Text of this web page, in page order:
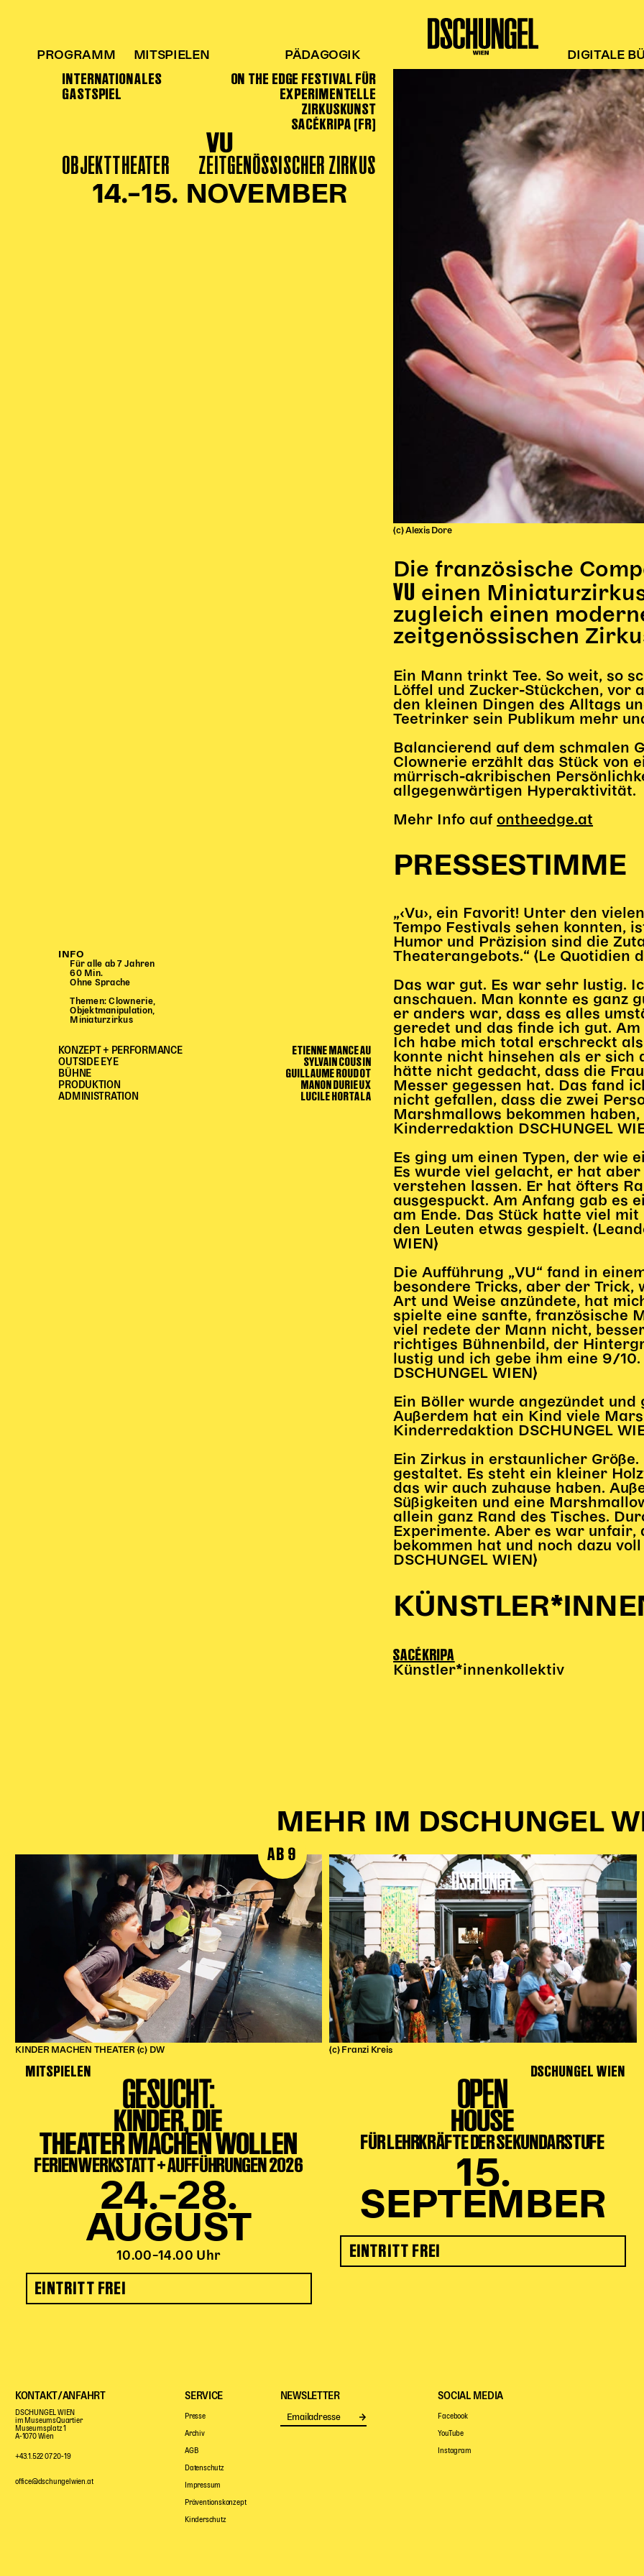
PROGRAMM MITSPIELEN PÄDAGOGIK DIGITALE
(c) Alexis Dore
INTERNATIONALES
GASTSPIEL
ON THE EDGE FESTIVAL FÜR
EXPERIMENTELLE
ZIRKUSKUNST
SACÉKRIPA (FR)
VU
OBJEKTTHEATER ZEITGENÖSSISCHER ZIRKUS
14.–15. NOVEMBER
INFO
Für alle ab 7 Jahren
60 Min.
Ohne Sprache
Themen: Clownerie,
Objektmanipulation,
Miniaturzirkus
KONZEPT + PERFORMANCE ETIENNE MANCEAU
OUTSIDE EYE SYLVAIN COUSIN
BÜHNE GUILLAUME ROUDOT
PRODUKTION MANON DURIEUX
ADMINISTRATION LUCILE HORTALA
Die französische
VU einen
zugleich einen
zeitgenössischen
Ein Mann trinkt Tee. So weit, so
Löffel und Zucker-Stückchen, vor
den kleinen Dingen des Alltags
Teetrinker sein Publikum mehr
Balancierend auf dem schmalen
Clownerie erzählt das Stück von
mürrisch-akribischen
allgegenwärtigen Hyperaktivität.
Mehr Info aufontheedge.at
PRESSESTIMME
„‹Vu›, ein Favorit! Unter den
Tempo Festivals sehen konnten,
Humor und Präzision sind die
Theaterangebots.“ (Le Quotidien
Das war gut. Es war sehr lustig.
anschauen. Man konnte es ganz
er anders war, dass es alles
geredet und das finde ich gut.
Ich habe mich total erschreckt
konnte nicht hinsehen als er
hätte nicht gedacht, dass die
Messer gegessen hat. Das fand
nicht gefallen, dass die zwei
Marshmallows bekommen
Kinderredaktion DSCHUNGEL
Es ging um einen Typen, der wie
Es wurde viel gelacht, er hat
verstehen lassen. Er hat öfters
ausgespuckt. Am Anfang gab es
am Ende. Das Stück hatte viel
den Leuten etwas gespielt.
WIEN)
Die Aufführung „VU“ fand in
besondere Tricks, aber der Trick,
Art und Weise anzündete, hat
spielte eine sanfte, französische
viel redete der Mann nicht,
richtiges Bühnenbild, der
lustig und ich gebe ihm eine 9/
DSCHUNGEL WIEN)
Ein Böller wurde angezündet
Außerdem hat ein Kind viele
Kinderredaktion DSCHUNGEL
Ein Zirkus in erstaunlicher
gestaltet. Es steht ein kleiner
das wir auch zuhause haben.
Süßigkeiten und eine
allein ganz Rand des Tisches.
Experimente. Aber es war
bekommen hat und noch dazu
DSCHUNGEL WIEN)
SACÉKRIPA
Künstler*innenkollektiv
MEHR IM DSCHUNGEL
KINDER MACHEN THEATER (c) DW
AB 9
MITSPIELEN
GESUCHT:
KINDER, DIE
THEATER MACHEN WOLLEN
FERIENWERKSTATT + AUFFÜHRUNGEN 2026
24.–28.
AUGUST
10.00–14.00 Uhr
EINTRITT FREI
(c) Franzi Kreis
DSCHUNGEL WIEN
OPEN
HOUSE
FÜR LEHRKRÄFTE DER SEKUNDARSTUFE
15.
SEPTEMBER
EINTRITT FREI
KONTAKT/ANFAHRT
DSCHUNGEL WIEN
im MuseumsQuartier
Museumsplatz 1
A-1070 Wien
+43.1.522 07 20-19
office@dschungelwien.at
SERVICE
Presse
Archiv
AGB
Datenschutz
Impressum
Präventionskonzept
Kinderschutz
NEWSLETTER SOCIAL MEDIA
Facebook
YouTube
Instagram